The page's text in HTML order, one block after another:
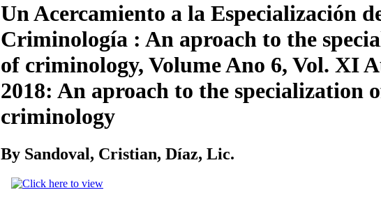
Un Acercamiento a la Especialización
Criminología : An aproach to the
of criminology, Volume Ano 6, Vol. XI
2018: An aproach to the specialization
criminology
By Sandoval, Cristian, Díaz, Lic.